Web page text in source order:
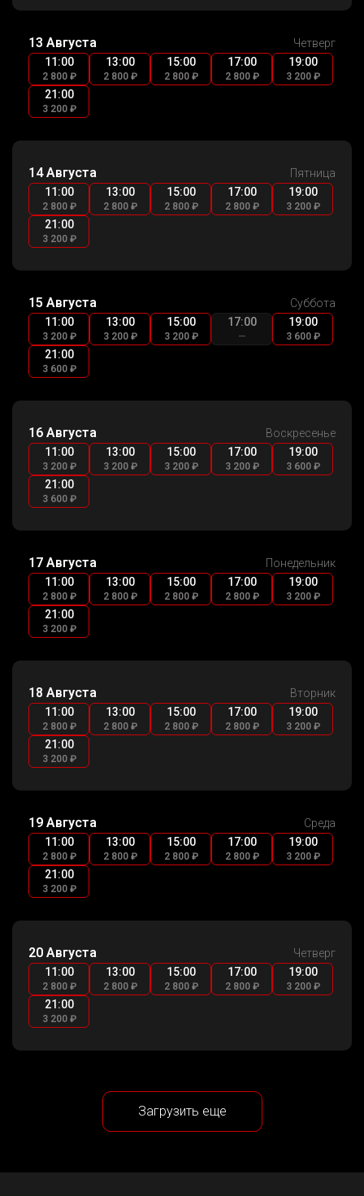
13 Августа
Четверг
11:00
2 800 ₽
13:00
2 800 ₽
15:00
2 800 ₽
17:00
2 800 ₽
19:00
3 200 ₽
21:00
3 200 ₽
14 Августа
Пятница
11:00
2 800 ₽
13:00
2 800 ₽
15:00
2 800 ₽
17:00
2 800 ₽
19:00
3 200 ₽
21:00
3 200 ₽
15 Августа
Суббота
11:00
3 200 ₽
13:00
3 200 ₽
15:00
3 200 ₽
17:00
—
19:00
3 600 ₽
21:00
3 600 ₽
16 Августа
Воскресенье
11:00
3 200 ₽
13:00
3 200 ₽
15:00
3 200 ₽
17:00
3 200 ₽
19:00
3 600 ₽
21:00
3 600 ₽
17 Августа
Понедельник
11:00
2 800 ₽
13:00
2 800 ₽
15:00
2 800 ₽
17:00
2 800 ₽
19:00
3 200 ₽
21:00
3 200 ₽
18 Августа
Вторник
11:00
2 800 ₽
13:00
2 800 ₽
15:00
2 800 ₽
17:00
2 800 ₽
19:00
3 200 ₽
21:00
3 200 ₽
19 Августа
Среда
11:00
2 800 ₽
13:00
2 800 ₽
15:00
2 800 ₽
17:00
2 800 ₽
19:00
3 200 ₽
21:00
3 200 ₽
20 Августа
Четверг
11:00
2 800 ₽
13:00
2 800 ₽
15:00
2 800 ₽
17:00
2 800 ₽
19:00
3 200 ₽
21:00
3 200 ₽
Загрузить еще